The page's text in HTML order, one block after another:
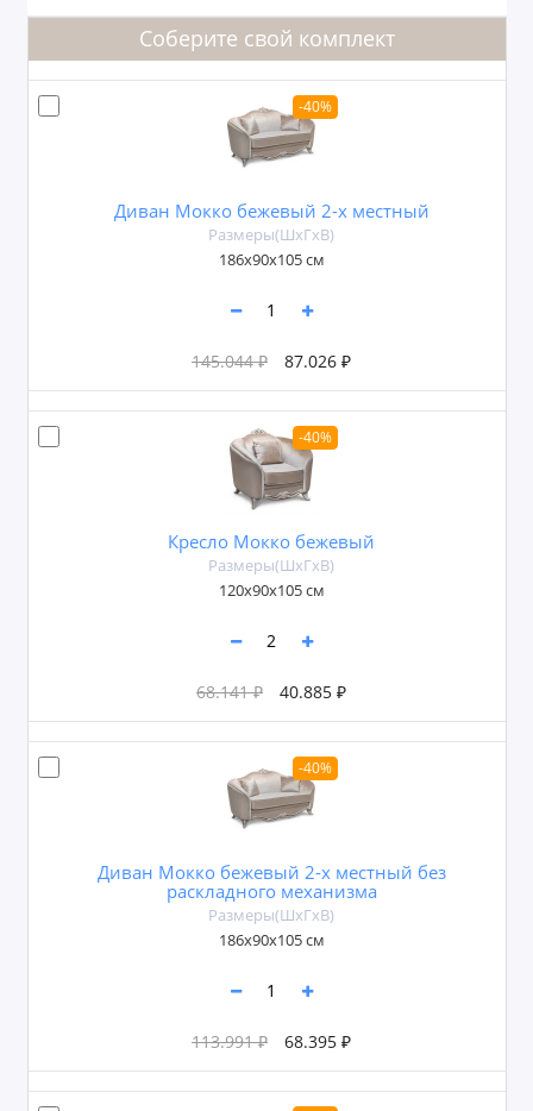
Соберите свой комплект
-40%
Диван Мокко бежевый 2-х местный
Размеры(ШxГxВ)
186x90x105 см
145.044 ₽ 87.026 ₽
-40%
Кресло Мокко бежевый
Размеры(ШxГxВ)
120x90x105 см
68.141 ₽ 40.885 ₽
-40%
Диван Мокко бежевый 2-х местный без
раскладного механизма
Размеры(ШxГxВ)
186х90х105 см
113.991 ₽ 68.395 ₽